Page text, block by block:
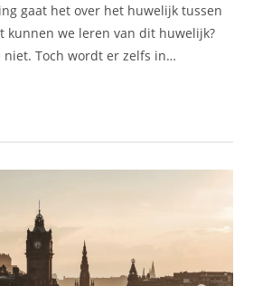
gaat het over het huwelijk tussen
kunnen we leren van dit huwelijk?
niet. Toch wordt er zelfs in…